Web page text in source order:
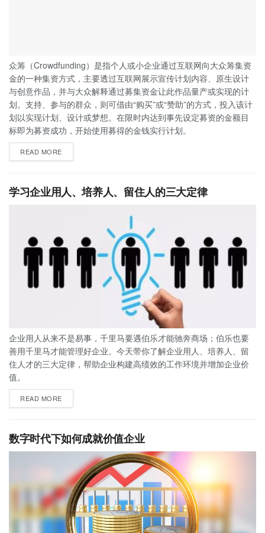
众筹（Crowdfunding）是指个人或小企业通过互联网向大众筹集资
金的一种集资方式，主要透过互联网展示宣传计划内容、原生设计
与创意作品，并与大众解释通过募集资金让此作品量产或实现的计
划。支持、参与的群众，则可借由“购买”或“赞助”的方式，投入该计
划以实现计划、设计或梦想。在限时内达到事先设定募资的金额目
标即为募资成功，开始使用募得的金钱实行计划。
READ MORE
学习企业用人、培养人、留住人的三大定律
企业用人从来不是易事，千里马要遇伯乐才能驰奔商场；伯乐也要
善用千里马才能管理好企业。今天带你了解企业用人、培养人、留
住人才的三大定律，帮助企业构建高绩效的工作环境并增加企业价
值。
READ MORE
数字时代下如何成就价值企业